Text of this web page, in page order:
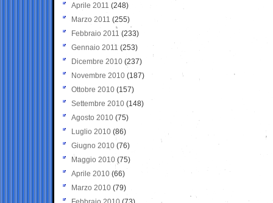
Aprile 2011 (248)
Marzo 2011 (255)
Febbraio 2011 (233)
Gennaio 2011 (253)
Dicembre 2010 (237)
Novembre 2010 (187)
Ottobre 2010 (157)
Settembre 2010 (148)
Agosto 2010 (75)
Luglio 2010 (86)
Giugno 2010 (76)
Maggio 2010 (75)
Aprile 2010 (66)
Marzo 2010 (79)